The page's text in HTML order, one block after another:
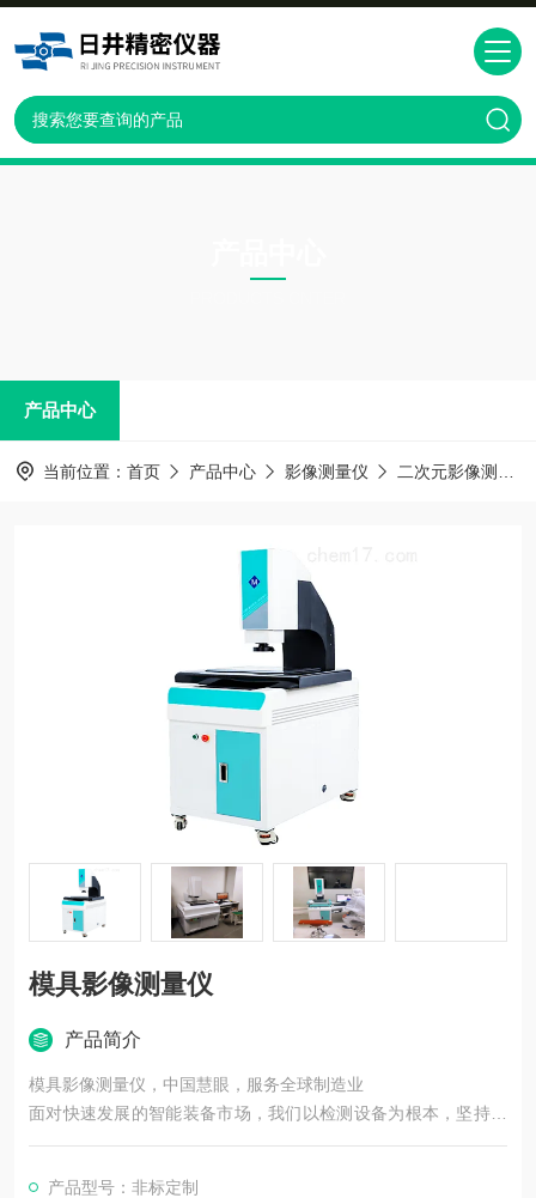
产品中心
当前位置： 首页 产品中心 影像测量仪 二次元影像测量仪
模具影像测量仪
产品简介
模具影像测量仪，中国慧眼，服务全球制造业
面对快速发展的智能装备市场，我们以检测设备为根本，坚持机
器视觉领域，以技术为主导。在实现工业智能中国梦的道路上前
产品型号：非标定制